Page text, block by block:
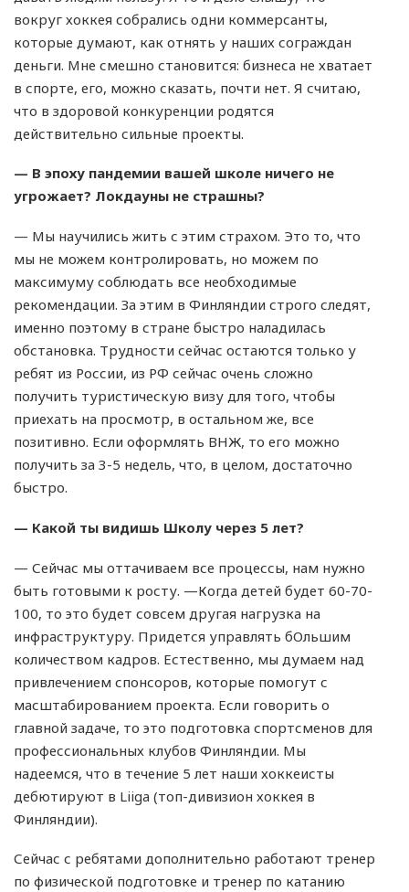
вокруг хоккея собрались одни коммерсанты,
которые думают, как отнять у наших сограждан
деньги. Мне смешно становится: бизнеса не хватает
в спорте, его, можно сказать, почти нет. Я считаю,
что в здоровой конкуренции родятся
действительно сильные проекты.
— В эпоху пандемии вашей школе ничего не
угрожает? Локдауны не страшны?
— Мы научились жить с этим страхом. Это то, что
мы не можем контролировать, но можем по
максимуму соблюдать все необходимые
рекомендации. За этим в Финляндии строго следят,
именно поэтому в стране быстро наладилась
обстановка. Трудности сейчас остаются только у
ребят из России, из РФ сейчас очень сложно
получить туристическую визу для того, чтобы
приехать на просмотр, в остальном же, все
позитивно. Если оформлять ВНЖ, то его можно
получить за 3-5 недель, что, в целом, достаточно
быстро.
— Какой ты видишь Школу через 5 лет?
— Сейчас мы оттачиваем все процессы, нам нужно
быть готовыми к росту. —Когда детей будет 60-70-
100, то это будет совсем другая нагрузка на
инфраструктуру. Придется управлять бОльшим
количеством кадров. Естественно, мы думаем над
привлечением спонсоров, которые помогут с
масштабированием проекта. Если говорить о
главной задаче, то это подготовка спортсменов для
профессиональных клубов Финляндии. Мы
надеемся, что в течение 5 лет наши хоккеисты
дебютируют в Liiga (топ-дивизион хоккея в
Финляндии).
Сейчас с ребятами дополнительно работают тренер
по физической подготовке и тренер по катанию